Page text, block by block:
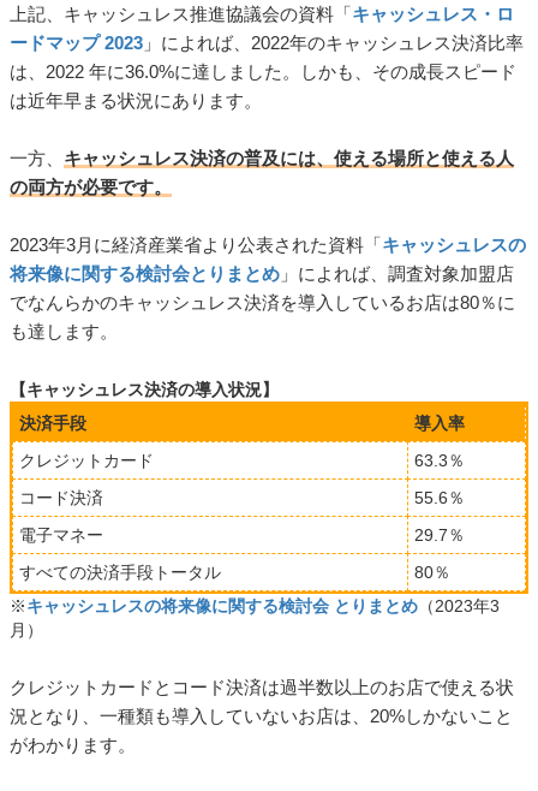
上記、キャッシュレス推進協議会の資料「キャッシュレス・ロ
ードマップ 2023 」によれば、2022年のキャッシュレス決済比率
は、2022 年に36.0%に達しました。しかも、その成長スピード
は近年早まる状況にあります。
一方、 キャッシュレス決済の普及には、使える場所と使える人
の両方が必要です。
2023年3月に経済産業省より公表された資料「キャッシュレスの
将来像に関する検討会とりまとめ 」によれば、調査対象加盟店
でなんらかのキャッシュレス決済を導入しているお店は80％に
も達します。
【キャッシュレス決済の導入状況】
決済手段
導入率
クレジットカード
63.3％
コード決済
55.6％
電子マネー
29.7％
すべての決済手段トータル
80％
※キャッシュレスの将来像に関する検討会 とりまとめ （2023年3
月）
クレジットカードとコード決済は過半数以上のお店で使える状
況となり、一種類も導入していないお店は、20%しかないこと
がわかります。